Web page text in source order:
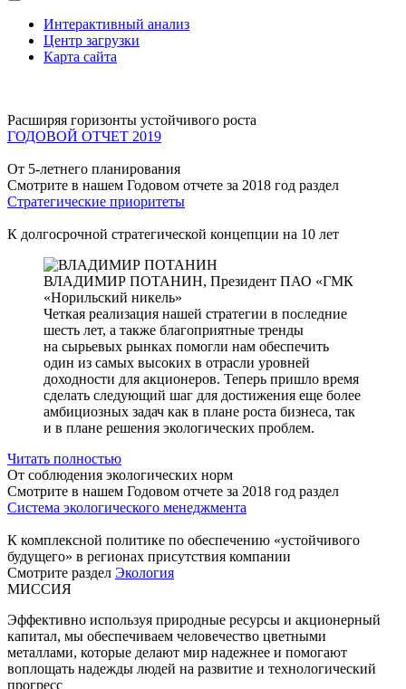
Интерактивный анализ
Центр загрузки
Карта сайта
Расширяя горизонты устойчивого роста
ГОДОВОЙ ОТЧЕТ 2019
От 5-летнего планирования
Смотрите в нашем Годовом отчете за 2018 год раздел
Стратегические приоритеты
К долгосрочной стратегической концепции на 10 лет
ВЛАДИМИР ПОТАНИН, Президент ПАО «ГМК
«Норильский никель»
Четкая реализация нашей стратегии в последние
шесть лет, а также благоприятные тренды
на сырьевых рынках помогли нам обеспечить
один из самых высоких в отрасли уровней
доходности для акционеров. Теперь пришло время
сделать следующий шаг для достижения еще более
амбициозных задач как в плане роста бизнеса, так
и в плане решения экологических проблем.
Читать полностью
От соблюдения экологических норм
Смотрите в нашем Годовом отчете за 2018 год раздел
Система экологического менеджмента
К комплексной политике по обеспечению «устойчивого
будущего» в регионах присутствия компании
Смотрите раздел Экология
МИССИЯ
Эффективно используя природные ресурсы и акционерный
капитал, мы обеспечиваем человечество цветными
металлами, которые делают мир надежнее и помогают
воплощать надежды людей на развитие и технологический
прогресс